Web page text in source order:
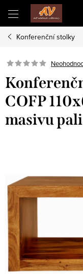
obsah
Konferenční stolky
COFP
masivu